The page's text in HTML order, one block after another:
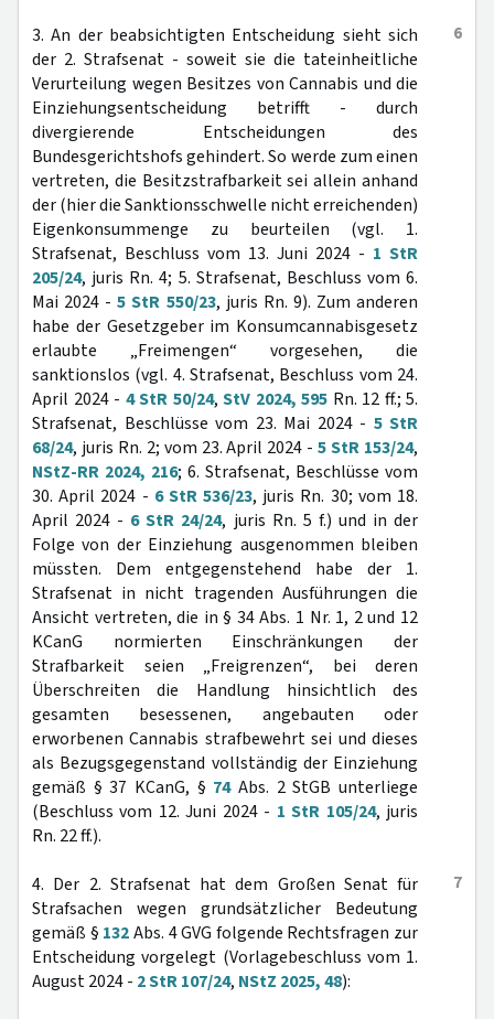
6
3. An der beabsichtigten Entscheidung sieht sich
der 2. Strafsenat - soweit sie die tateinheitliche
Verurteilung wegen Besitzes von Cannabis und die
Einziehungsentscheidung betrifft - durch
divergierende Entscheidungen des
Bundesgerichtshofs gehindert. So werde zum einen
vertreten, die Besitzstrafbarkeit sei allein anhand
der (hier die Sanktionsschwelle nicht erreichenden)
Eigenkonsummenge zu beurteilen (vgl. 1.
Strafsenat, Beschluss vom 13. Juni 2024 - 1 StR
205/24, juris Rn. 4; 5. Strafsenat, Beschluss vom 6.
Mai 2024 -5 StR 550/23, juris Rn. 9). Zum anderen
habe der Gesetzgeber im Konsumcannabisgesetz
erlaubte „Freimengen“ vorgesehen, die
sanktionslos (vgl. 4. Strafsenat, Beschluss vom 24.
April 2024 - 4 StR 50/24, StV 2024, 595 Rn. 12 ff.; 5.
Strafsenat, Beschlüsse vom 23. Mai 2024 - 5 StR
68/24, juris Rn. 2; vom 23. April 2024 -5 StR 153/24,
NStZ-RR 2024, 216; 6. Strafsenat, Beschlüsse vom
30. April 2024 - 6 StR 536/23, juris Rn. 30; vom 18.
April 2024 - 6 StR 24/24, juris Rn. 5 f.) und in der
Folge von der Einziehung ausgenommen bleiben
müssten. Dem entgegenstehend habe der 1.
Strafsenat in nicht tragenden Ausführungen die
Ansicht vertreten, die in § 34 Abs. 1 Nr. 1, 2 und 12
KCanG normierten Einschränkungen der
Strafbarkeit seien „Freigrenzen“, bei deren
Überschreiten die Handlung hinsichtlich des
gesamten besessenen, angebauten oder
erworbenen Cannabis strafbewehrt sei und dieses
als Bezugsgegenstand vollständig der Einziehung
gemäß § 37 KCanG, § 74Abs. 2 StGB unterliege
(Beschluss vom 12. Juni 2024 - 1 StR 105/24, juris
Rn. 22 ff.).
7
4. Der 2. Strafsenat hat dem Großen Senat für
Strafsachen wegen grundsätzlicher Bedeutung
gemäß § 132Abs. 4 GVG folgende Rechtsfragen zur
Entscheidung vorgelegt (Vorlagebeschluss vom 1.
August 2024 - 2 StR 107/24, NStZ 2025, 48):